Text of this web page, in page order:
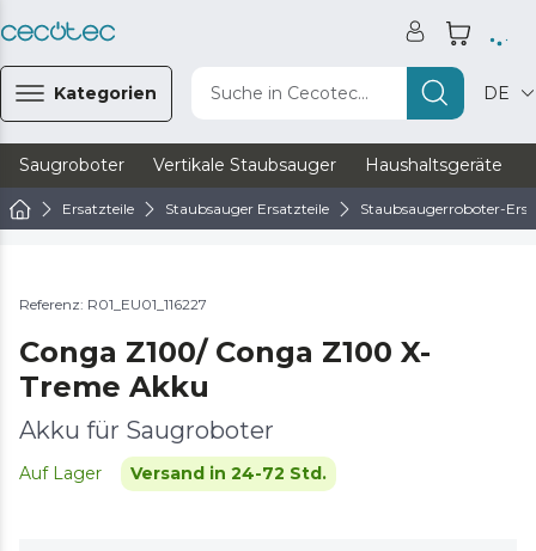
Kategorien Suche in Cecotec... DE
Saugroboter Vertikale Staubsauger Haushaltsgeräte
Ersatzteile Staubsauger Ersatzteile Staubsaugerroboter-
Referenz: R01_EU01_116227
Conga Z100/ Conga Z100 X-
Treme Akku
Akku für Saugroboter
Auf Lager Versand in 24-72 Std.